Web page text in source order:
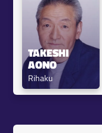
TAKESHI
AONO
Rihaku